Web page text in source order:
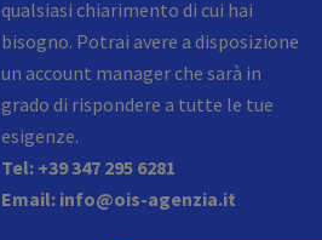
qualsiasi chiarimento di cui hai
bisogno. Potrai avere a disposizione
un account manager che sarà in
grado di rispondere a tutte le tue
esigenze.
Tel: +39 347 295 6281
Email: info@ois-agenzia.it